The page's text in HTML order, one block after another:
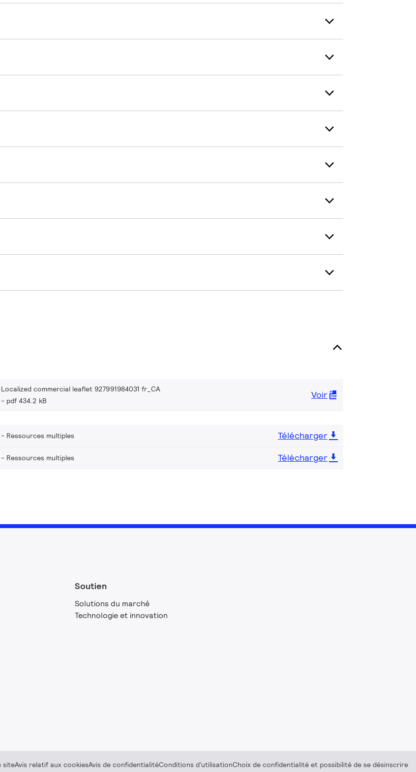
Localized commercial leaflet 927991984031 fr_CA
pdf 434.2 kB
Voir
Ressources multiples Télécharger
Ressources multiples Télécharger
Soutien
Solutions du marché
Technologie et innovation
siteAvis relatif aux cookiesAvis de confidentialitéConditions d'utilisationChoix de confidentialité et possibilité de se désinscrire